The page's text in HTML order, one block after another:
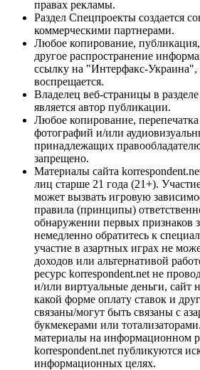
правах рекламы.
Раздел Спецпроекты создается
коммерческими партнерами.
Любое копирование,
другое распространение
ссылку на "Интерфакс-Украина",
воспрещается.
Владелец веб-страницы в
является автор публикации.
Любое копирование,
фотографий и/или
принадлежащих
запрещено.
Материалы сайта
лиц старше 21 года (21+).
может вызвать игровую
правила (принципы)
обнаружении первых признаков
немедленно обратитесь к
участие в азартных играх не
доходов или альтернативой
ресурс korrespondent.net не
и/или виртуальные деньги, сайт
какой форме оплату ставок и
связаны/могут быть связаны с
букмекерами или
материалы на информационном
korrespondent.net публикуются
информационных целях.